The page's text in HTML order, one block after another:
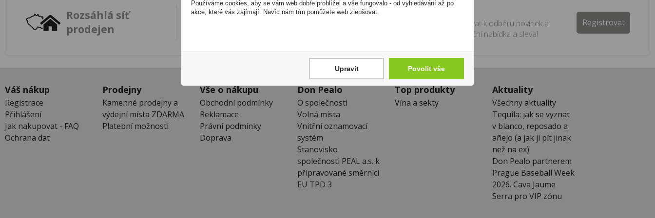
Rozsáhlá síť
prodejen
Zákaznická linka
Zde se můžete registrovat k odběru novinek a
neunikne Vám žádná akční nabídka a sleva!
Registrovat
Váš nákup
Registrace
Přihlášení
Jak nakupovat - FAQ
Ochrana dat
Prodejny
Kamenné prodejny a
výdejní místa ZDARMA
Platební možnosti
Vše o nákupu
Obchodní podmínky
Reklamace
Právní podmínky
Doprava
Don Pealo
O společnosti
Volná místa
Vnitřní oznamovací
systém
Stanovisko
společnosti PEAL a.s. k
připravované směrnici
EU TPD 3
Top produkty
Vína a sekty
Aktuality
Všechny aktuality
Tequila: jak se vyznat
v blanco, reposado a
añejo (a jak ji pít jinak
než na ex)
Don Pealo partnerem
Prague Baseball Week
2026. Cava Jaume
Serra pro VIP zónu
Používáme cookies, aby se vám web dobře prohlížel a vše fungovalo - od vyhledávání až po
akce, které vás zajímají. Navíc nám tím pomůžete web zlepšovat.
Upravit Povolit vše